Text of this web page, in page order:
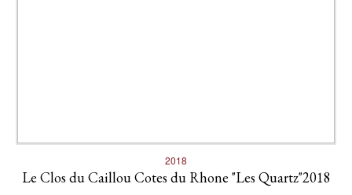
2018
Le Clos du Caillou Cotes du Rhone "Les Quartz"2018